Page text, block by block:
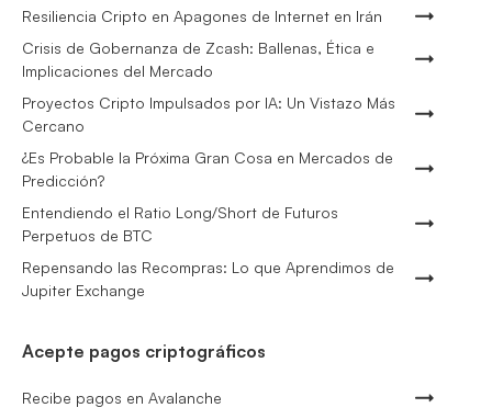
Resiliencia Cripto en Apagones de Internet en Irán
Crisis de Gobernanza de Zcash: Ballenas, Ética e
Implicaciones del Mercado
Proyectos Cripto Impulsados por IA: Un Vistazo Más
Cercano
¿Es Probable la Próxima Gran Cosa en Mercados de
Predicción?
Entendiendo el Ratio Long/Short de Futuros
Perpetuos de BTC
Repensando las Recompras: Lo que Aprendimos de
Jupiter Exchange
Acepte pagos criptográficos
Recibe pagos en Avalanche